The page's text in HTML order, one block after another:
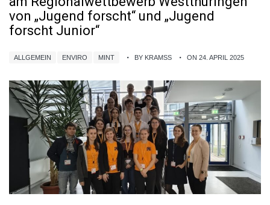
von „Jugend forscht“ und „Jugend
forscht Junior“
ALLGEMEIN ENVIRO MINT BY KRAMSS ON 24. APRIL 2025